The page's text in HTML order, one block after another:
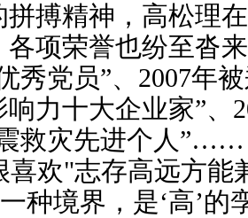
拼搏精神，高松理
各项荣誉也纷至沓
秀党员”、 2007年
力十大企业家”、
救灾先进个人”……
欢"志存高远方能
种境界，是‘高’